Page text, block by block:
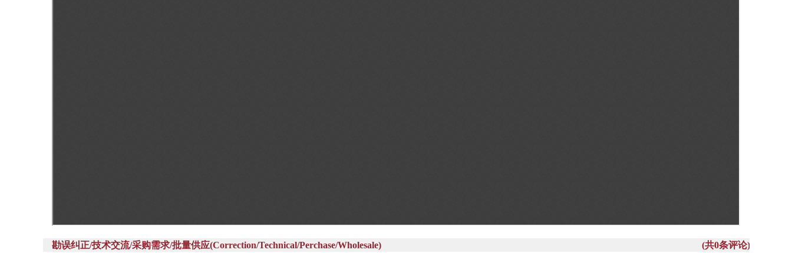
勘误纠正/技术交流/采购需求/批量供应(Correction/Technical/Perchase/Wholesale) (共0条评论)